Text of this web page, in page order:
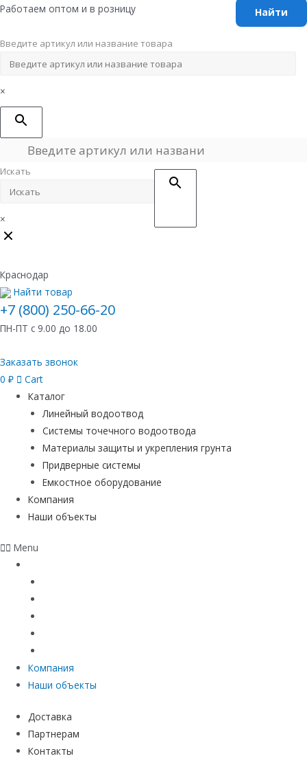
Перейти
содержимому
Работаем оптом и в розницу
Введите артикул или название товара
×
Искать
×
Краснодар
Найти товар
+7 (800) 250-66-20
ПН-ПТ с 9.00 до 18.00
Заказать звонок
0 ₽
Cart
Каталог
Линейный водоотвод
Системы точечного водоотвода
Материалы защиты и укрепления грунта
Придверные системы
Емкостное оборудование
Компания
Наши объекты
Menu
Компания
Наши объекты
Доставка
Партнерам
Контакты